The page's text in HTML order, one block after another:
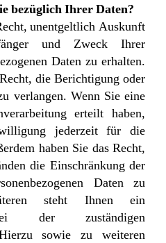
bezüglich Ihrer Daten?
unentgeltlich Auskunft
und Zweck Ihrer
Daten zu erhalten.
die Berichtigung oder
verlangen. Wenn Sie eine
erteilt haben,
jederzeit für die
haben Sie das Recht,
die Einschränkung der
Daten zu
steht Ihnen ein
der zuständigen
sowie zu weiteren